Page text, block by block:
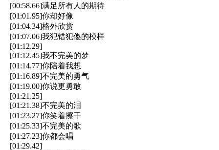
[00:58.66]满足所有人的期待
[01:01.95]你却好像
[01:04.34]格外欣赏
[01:07.06]我犯错犯傻的模样
[01:12.29]
[01:12.45]我不完美的梦
[01:14.77]你陪着我想
[01:16.89]不完美的勇气
[01:19.00]你说更勇敢
[01:21.25]
[01:21.38]不完美的泪
[01:23.27]你笑着擦干
[01:25.33]不完美的歌
[01:27.23]你都会唱
[01:29.42]